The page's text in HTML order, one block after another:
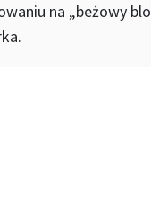
na „beżowy